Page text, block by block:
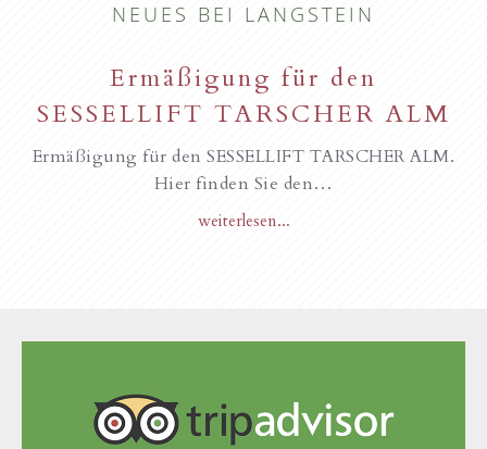
NEUES BEI LANGSTEIN
Ermäßigung für den
SESSELLIFT TARSCHER ALM
Ermäßigung für den SESSELLIFT TARSCHER ALM.
Hier finden Sie den…
weiterlesen...